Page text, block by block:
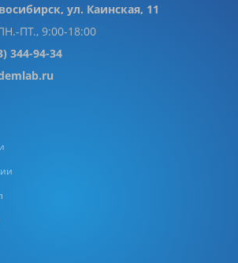
ул. Каинская, 11
ПТ., 9:00-18:00
344-94-34